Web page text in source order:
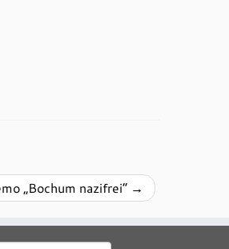
„Bochum nazifrei“ →